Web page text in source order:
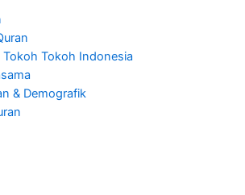
Tokoh Tokoh Indonesia
& Demografik